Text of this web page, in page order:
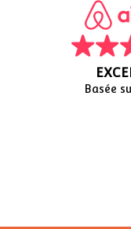
Basée
Je recommande